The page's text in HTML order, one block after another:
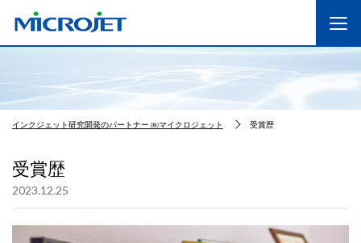
インクジェット研究開発のパートナー ㈱マイクロジェット 受賞歴
受賞歴
2023.12.25